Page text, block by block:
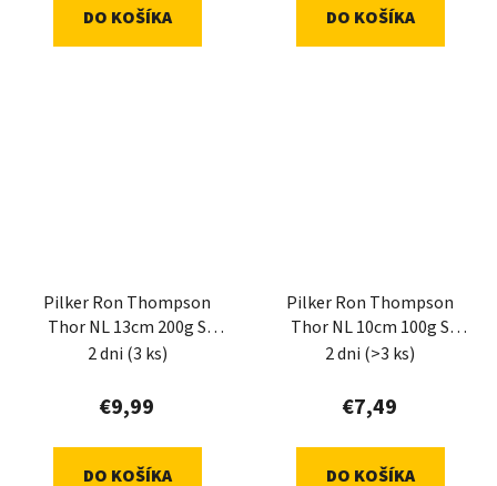
DO KOŠÍKA DO KOŠÍKA
Pilker Ron Thompson
Thor NL 13cm 200g S
G/Silver/UV Orange
2 dni (3 ks)
€9,99
DO KOŠÍKA
Pilker Ron Thompson
Thor NL 10cm 100g S
Blue/Silver/UV Orange
2 dni (>3 ks)
€7,49
DO KOŠÍKA